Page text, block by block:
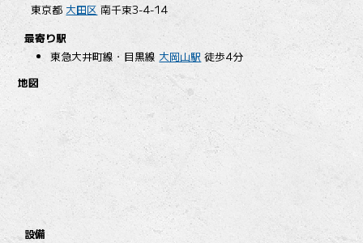
東京都 大田区 南千束3-4-14
最寄り駅
東急大井町線・目黒線 大岡山駅 徒歩4分
地図
設備